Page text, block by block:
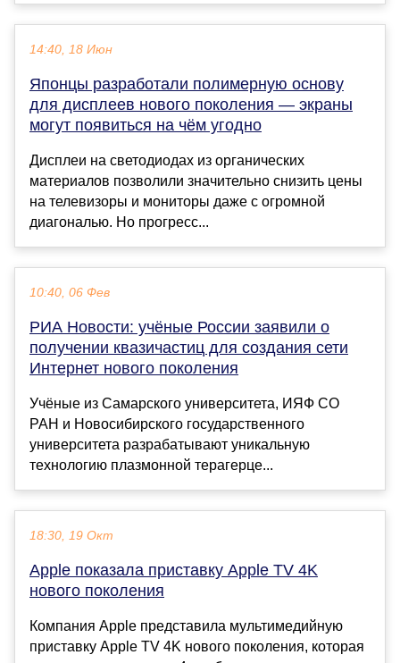
14:40, 18 Июн
Японцы разработали полимерную основу
для дисплеев нового поколения — экраны
могут появиться на чём угодно
Дисплеи на светодиодах из органических
материалов позволили значительно снизить цены
на телевизоры и мониторы даже с огромной
диагональю. Но прогресс...
10:40, 06 Фев
РИА Новости: учёные России заявили о
получении квазичастиц для создания сети
Интернет нового поколения
Учёные из Самарского университета, ИЯФ СО
РАН и Новосибирского государственного
университета разрабатывают уникальную
технологию плазмонной терагерце...
18:30, 19 Окт
Apple показала приставку Apple TV 4K
нового поколения
Компания Apple представила мультимедийную
приставку Apple TV 4K нового поколения, которая